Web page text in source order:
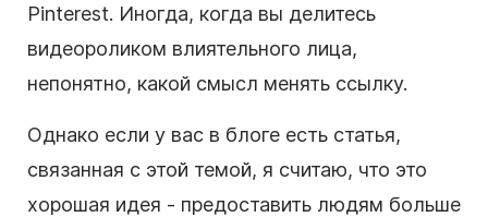
Pinterest. Иногда, когда вы делитесь
видеороликом влиятельного лица,
непонятно, какой смысл менять ссылку.
Однако если у вас в блоге есть статья,
связанная с этой темой, я считаю, что это
хорошая идея - предоставить людям больше